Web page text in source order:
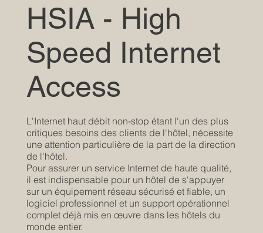
HSIA - High
Speed Internet
Access
L'Internet haut débit non-stop étant l'un des plus
critiques besoins des clients de l'hôtel, nécessite
une attention particulière de la part de la direction
de l'hôtel.
Pour assurer un service Internet de haute qualité,
il est indispensable pour un hôtel de s'appuyer
sur un équipement réseau sécurisé et fiable, un
logiciel professionnel et un support opérationnel
complet déjà mis en œuvre dans les hôtels du
monde entier.